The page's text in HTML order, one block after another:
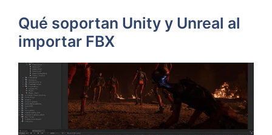
Qué soportan Unity y Unreal al
importar FBX